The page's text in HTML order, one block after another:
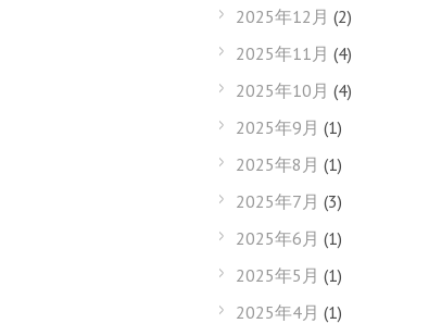
2025年12月 (2)
2025年11月 (4)
2025年10月 (4)
2025年9月 (1)
2025年8月 (1)
2025年7月 (3)
2025年6月 (1)
2025年5月 (1)
2025年4月 (1)